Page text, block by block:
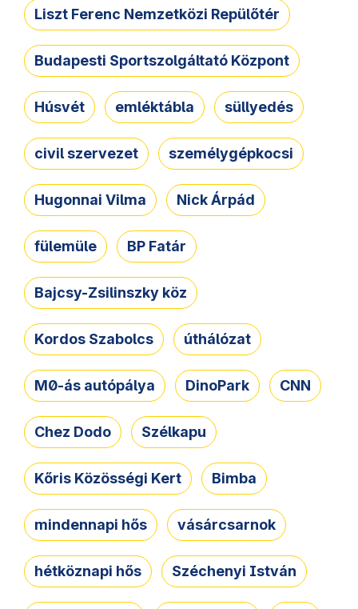
Liszt Ferenc Nemzetközi Repülőtér
Budapesti Sportszolgáltató Központ
Húsvét emléktábla süllyedés
civil szervezet személygépkocsi
Hugonnai Vilma Nick Árpád
fülemüle BP Fatár
Bajcsy-Zsilinszky köz
Kordos Szabolcs úthálózat
M0-ás autópálya DinoPark CNN
Chez Dodo Szélkapu
Kőris Közösségi Kert Bimba
mindennapi hős vásárcsarnok
hétköznapi hős Széchenyi István